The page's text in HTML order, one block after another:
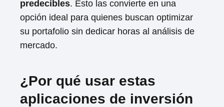
predecibles. Esto las convierte en una
opción ideal para quienes buscan optimizar
su portafolio sin dedicar horas al análisis de
mercado.
¿Por qué usar estas
aplicaciones de inversión